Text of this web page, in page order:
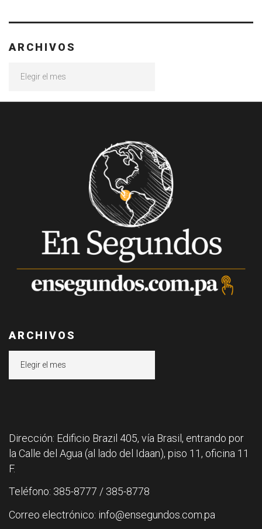
ARCHIVOS
ARCHIVOS
Dirección: Edificio Brazil 405, vía Brasil, entrando por
la Calle del Agua (al lado del Idaan), piso 11, oficina 11
F.
Teléfono: 385-8777 / 385-8778
Correo electrónico: info@ensegundos.com.pa